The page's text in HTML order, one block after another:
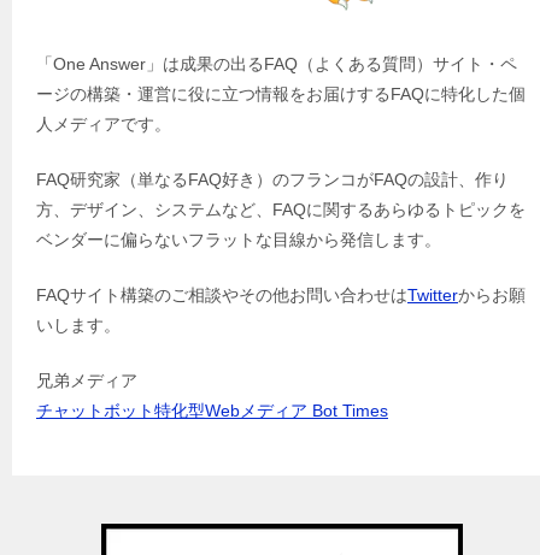
「One Answer」は成果の出るFAQ（よくある質問）サイト・ペ
ージの構築・運営に役に立つ情報をお届けするFAQに特化した個
人メディアです。
FAQ研究家（単なるFAQ好き）のフランコがFAQの設計、作り
方、デザイン、システムなど、FAQに関するあらゆるトピックを
ベンダーに偏らないフラットな目線から発信します。
FAQサイト構築のご相談やその他お問い合わせはTwitterからお願
いします。
兄弟メディア
チャットボット特化型Webメディア Bot Times